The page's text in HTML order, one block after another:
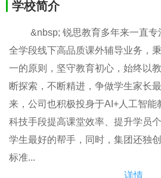
学校简介
&nbsp; 锐思教育多年来一直专
全学段线下高品质课外辅导业务​，​
一的原则，坚守教育初心，始终以
断探索，不断精进，争做学生家长
来，公司也积极投身于AI+人工智能
科技手段提高课堂效率、提升学员
学生最好的帮手，同时，集团还独
标准...
详情